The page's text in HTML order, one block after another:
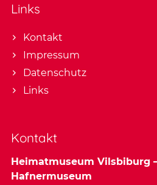
Links
Kontakt
Impressum
Datenschutz
Links
Kontakt
Heimatmuseum Vilsbiburg
Hafnermuseum